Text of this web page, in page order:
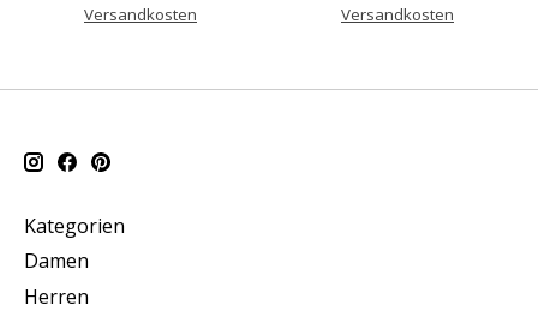
Versandkosten
Versandkosten
Kategorien
Damen
Herren